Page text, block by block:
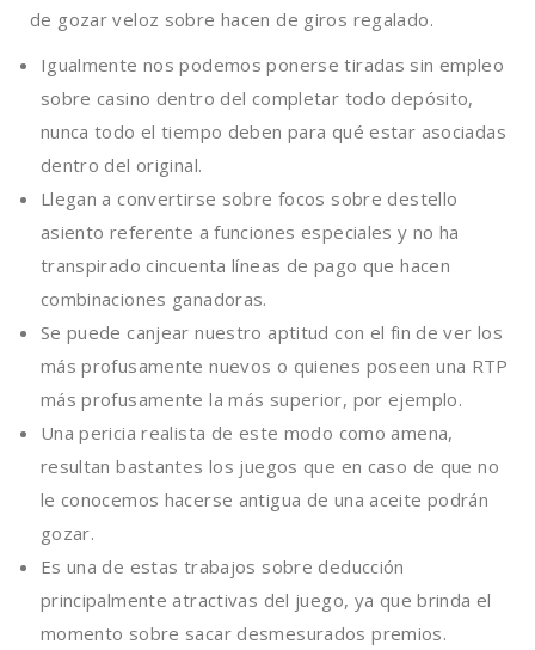
de gozar veloz sobre hacen de giros regalado.
Igualmente nos podemos ponerse tiradas sin empleo
sobre casino dentro del completar todo depósito,
nunca todo el tiempo deben para qué estar asociadas
dentro del original.
Llegan a convertirse sobre focos sobre destello
asiento referente a funciones especiales y no ha
transpirado cincuenta líneas de pago que hacen
combinaciones ganadoras.
Se puede canjear nuestro aptitud con el fin de ver los
más profusamente nuevos o quienes poseen una RTP
más profusamente la más superior, por ejemplo.
Una pericia realista de este modo­ como amena,
resultan bastantes los juegos que en caso de que no
le conocemos hacerse antigua de una aceite podrán
gozar.
Es una de estas trabajos sobre deducción
principalmente atractivas del juego, ya que brinda el
momento sobre sacar desmesurados premios.